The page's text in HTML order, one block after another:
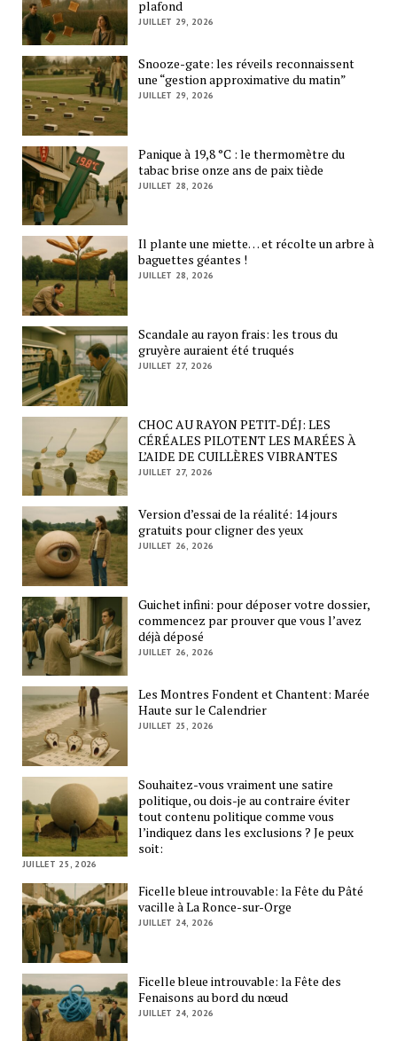
plafond
JUILLET 29, 2026
Snooze-gate: les réveils reconnaissent
une “gestion approximative du matin”
JUILLET 29, 2026
Panique à 19,8 °C : le thermomètre du
tabac brise onze ans de paix tiède
JUILLET 28, 2026
Il plante une miette… et récolte un arbre à
baguettes géantes !
JUILLET 28, 2026
Scandale au rayon frais: les trous du
gruyère auraient été truqués
JUILLET 27, 2026
CHOC AU RAYON PETIT-DÉJ: LES
CÉRÉALES PILOTENT LES MARÉES À
L’AIDE DE CUILLÈRES VIBRANTES
JUILLET 27, 2026
Version d’essai de la réalité: 14 jours
gratuits pour cligner des yeux
JUILLET 26, 2026
Guichet infini: pour déposer votre dossier,
commencez par prouver que vous l’avez
déjà déposé
JUILLET 26, 2026
Les Montres Fondent et Chantent: Marée
Haute sur le Calendrier
JUILLET 25, 2026
Souhaitez-vous vraiment une satire
politique, ou dois-je au contraire éviter
tout contenu politique comme vous
l’indiquez dans les exclusions ? Je peux
soit:
JUILLET 25, 2026
Ficelle bleue introuvable: la Fête du Pâté
vacille à La Ronce-sur-Orge
JUILLET 24, 2026
Ficelle bleue introuvable: la Fête des
Fenaisons au bord du nœud
JUILLET 24, 2026